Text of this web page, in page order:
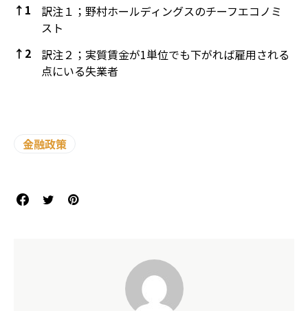
↑ 1
訳注１；野村ホールディングスのチーフエコノミ
スト
↑ 2
訳注２；実質賃金が1単位でも下がれば雇用される
点にいる失業者
金融政策